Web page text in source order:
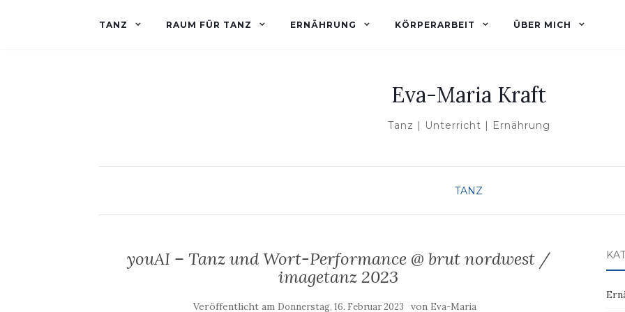
TANZ RAUM FÜR TANZ ERNÄHRUNG KÖRPERARBEIT ÜBER MICH
Eva-Maria Kraft
Tanz | Unterricht | Ernährung
TANZ
youAI – Tanz und Wort-Performance @ brut nordwest /
imagetanz 2023
Veröffentlicht am Donnerstag, 16. Februar 2023 von Eva-Maria